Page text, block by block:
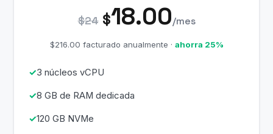
$24 $18.00/mes
$216.00 facturado anualmente · ahorra 25%
3 núcleos vCPU
8 GB de RAM dedicada
120 GB NVMe